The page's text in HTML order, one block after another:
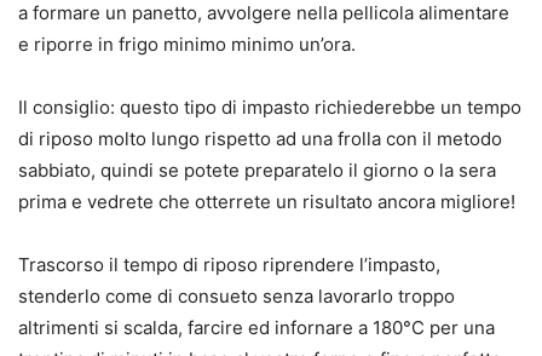
a formare un panetto, avvolgere nella pellicola alimentare
e riporre in frigo minimo minimo un’ora.
Il consiglio: questo tipo di impasto richiederebbe un tempo
di riposo molto lungo rispetto ad una frolla con il metodo
sabbiato, quindi se potete preparatelo il giorno o la sera
prima e vedrete che otterrete un risultato ancora migliore!
Trascorso il tempo di riposo riprendere l’impasto,
stenderlo come di consueto senza lavorarlo troppo
altrimenti si scalda, farcire ed infornare a 180°C per una